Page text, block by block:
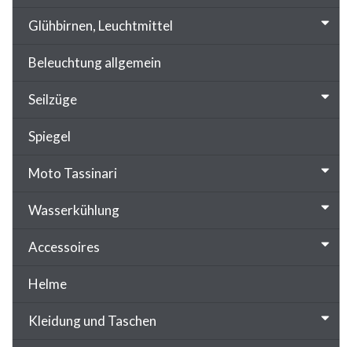
Glühbirnen, Leuchtmittel
Beleuchtung allgemein
Seilzüge
Spiegel
Moto Tassinari
Wasserkühlung
Accessoires
Helme
Kleidung und Taschen